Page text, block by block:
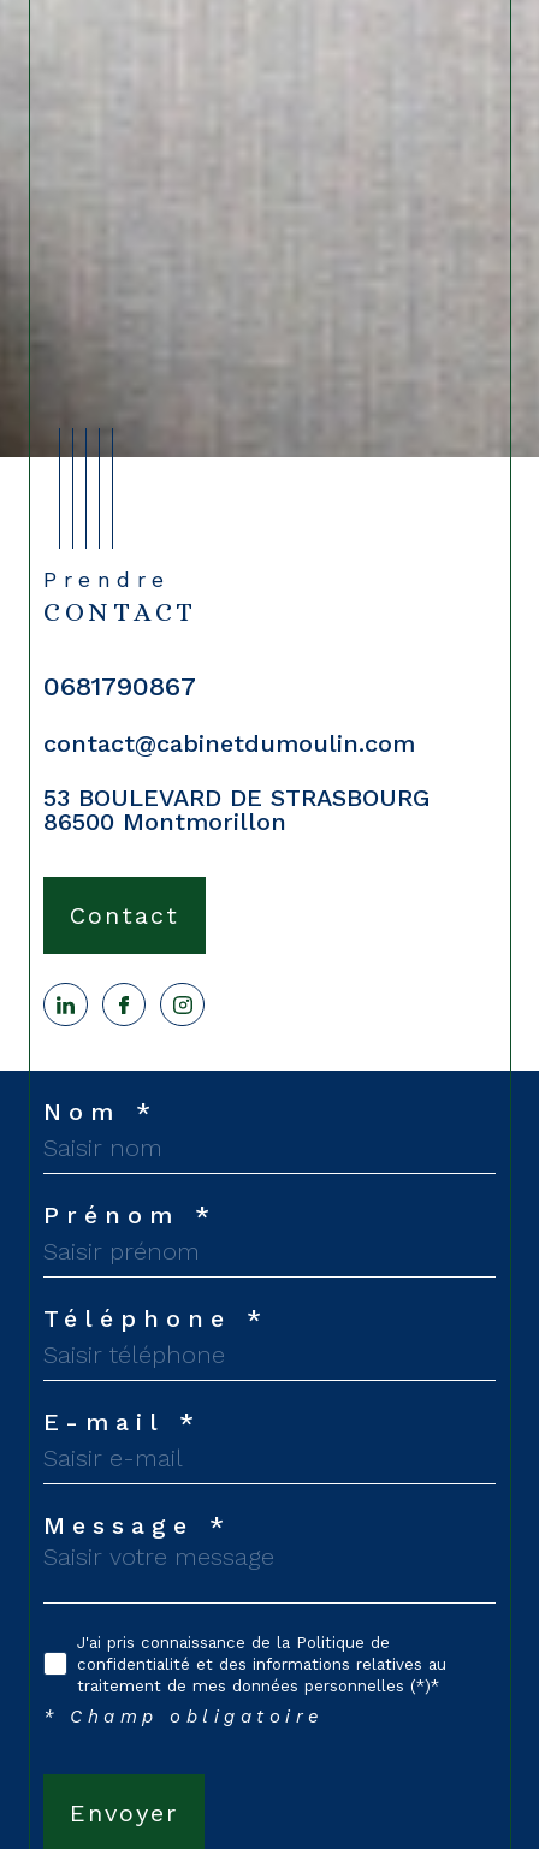
Nom *
Prénom *
Téléphone *
E-mail *
Message *
J'ai pris connaissance de la Politique de
confidentialité et des informations relatives au
traitement de mes données personnelles (*)*
Prendre
53 BOULEVARD DE STRASBOURG
Contact